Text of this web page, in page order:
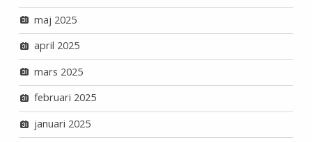
maj 2025
april 2025
mars 2025
februari 2025
januari 2025